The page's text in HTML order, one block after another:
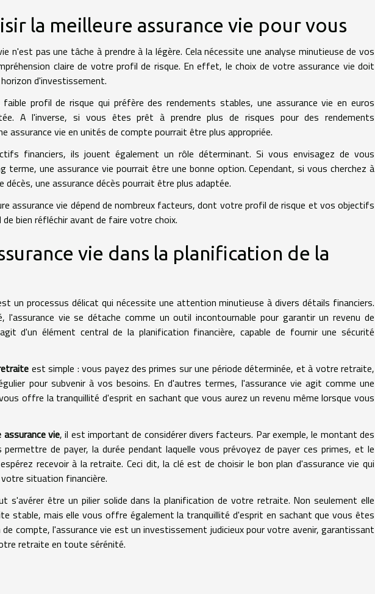
la meilleure assurance vie pour vous
n'est pas une tâche à prendre à la légère. Cela nécessite une analyse minutieuse de vos
claire de votre profil de risque. En effet, le choix de votre assurance vie doit
d'investissement.
profil de risque qui préfère des rendements stables, une assurance vie en euros
A l'inverse, si vous êtes prêt à prendre plus de risques pour des rendements
assurance vie en unités de compte pourrait être plus appropriée.
financiers, ils jouent également un rôle déterminant. Si vous envisagez de vous
terme, une assurance vie pourrait être une bonne option. Cependant, si vous cherchez à
une assurance décès pourrait être plus adaptée.
assurance vie dépend de nombreux facteurs, dont votre profil de risque et vos objectifs
bien réfléchir avant de faire votre choix.
vie dans la planification de la
un processus délicat qui nécessite une attention minutieuse à divers détails financiers.
l'assurance vie se détache comme un outil incontournable pour garantir un revenu de
d'un élément central de la planification financière, capable de fournir une sécurité
est simple : vous payez des primes sur une période déterminée, et à votre retraite,
pour subvenir à vos besoins. En d'autres termes, l'assurance vie agit comme une
offre la tranquillité d'esprit en sachant que vous aurez un revenu même lorsque vous
vie, il est important de considérer divers facteurs. Par exemple, le montant des
de payer, la durée pendant laquelle vous prévoyez de payer ces primes, et le
recevoir à la retraite. Ceci dit, la clé est de choisir le bon plan d'assurance vie qui
situation financière.
s'avérer être un pilier solide dans la planification de votre retraite. Non seulement elle
stable, mais elle vous offre également la tranquillité d'esprit en sachant que vous êtes
compte, l'assurance vie est un investissement judicieux pour votre avenir, garantissant
retraite en toute sérénité.